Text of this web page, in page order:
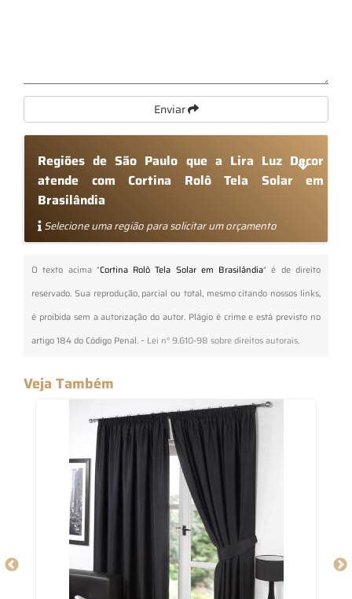
Enviar
Regiões de São Paulo que a Lira Luz Decor
atende com Cortina Rolô Tela Solar em
Brasilândia
Selecione uma região para solicitar um orçamento
O texto acima "Cortina Rolô Tela Solar em Brasilândia" é de direito
reservado. Sua reprodução, parcial ou total, mesmo citando nossos links,
é proibida sem a autorização do autor. Plágio é crime e está previsto no
artigo 184 do Código Penal. – Lei n° 9.610-98 sobre direitos autorais.
Veja Também